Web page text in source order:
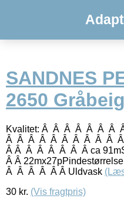
SANDNES
2650
Kvalitet: Â Â Â Â Â Â Â
Â Â Â Â Â Â Â Â Â Â Â
Â Â Â Â Â Â Â Â ca
Â Â
Â Â Â Â Â Â Uldvask
30 kr. (Vis fragtpris)